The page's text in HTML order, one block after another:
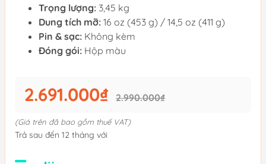
Trọng lượng: 3,45 kg
Dung tích mỡ: 16 oz (453 g) / 14,5 oz (411 g)
Pin & sạc: Không kèm
Đóng gói: Hộp màu
2.691.000₫ 2.990.000₫
(Giá trên đã bao gồm thuế VAT)
Trả sau đến 12 tháng với